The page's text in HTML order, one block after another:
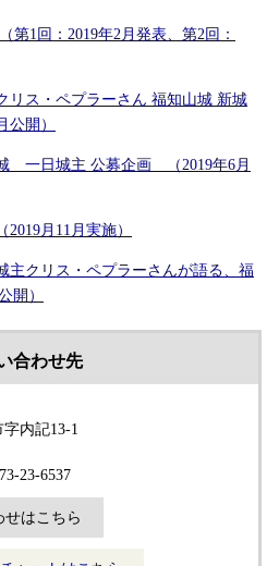
1回：2019年2月発表、第2回：
ス・ペプラーさん 福知山城 新城
開）
一日城主 公募企画 （2019年6月
月11月実施）
クリス・ペプラーさんが語る、福
開）
合わせ先
内記13-1
23-6537
せはこちら